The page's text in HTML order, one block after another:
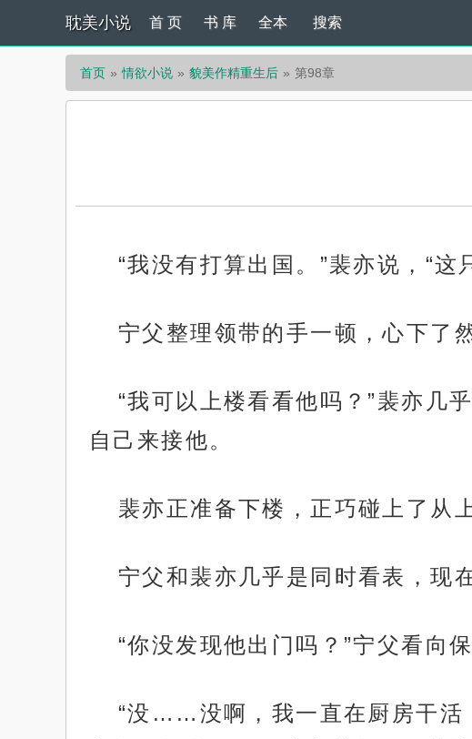
耽美小说 首 页 书 库 全本 搜索
首页 情欲小说 貌美作精重生后 第98章
“我没有打算出国。”裴亦说，“这
宁父整理领带的手一顿，心下了
“我可以上楼看看他吗？”裴亦几
自己来接他。
裴亦正准备下楼，正巧碰上了从
宁父和裴亦几乎是同时看表，现
“你没发现他出门吗？”宁父看向
“没……没啊，我一直在厨房干活